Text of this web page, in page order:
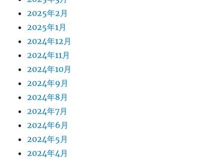
2025年2月
2025年1月
2024年12月
2024年11月
2024年10月
2024年9月
2024年8月
2024年7月
2024年6月
2024年5月
2024年4月